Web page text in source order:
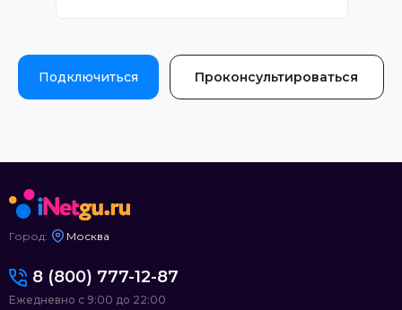
Подключиться Проконсультироваться
Город: Москва
8 (800) 777-12-87
Ежедневно с 9:00 до 22:00